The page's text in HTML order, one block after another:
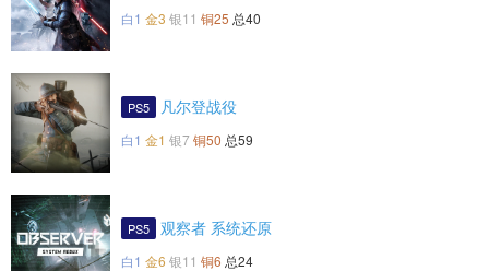
白1 金3 银11 铜25 总40
PS5 凡尔登战役
白1 金1 银7 铜50 总59
PS5 观察者 系统还原
白1 金6 银11 铜6 总24